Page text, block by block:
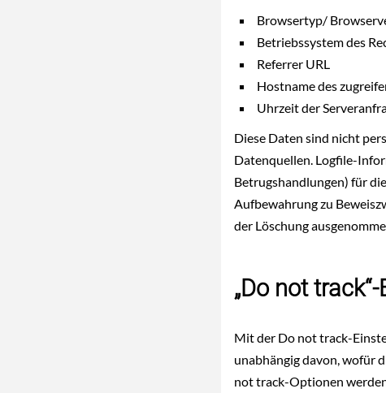
Browsertyp/
Betriebssystem des
Referrer URL
Hostname des
Uhrzeit der
Diese Daten sind nicht
Datenquellen. Logfile-
Betrugshandlungen) für
Aufbewahrung zu
der Löschung
„Do not
Mit der Do not track-
unabhängig davon, wofür
not track-Optionen